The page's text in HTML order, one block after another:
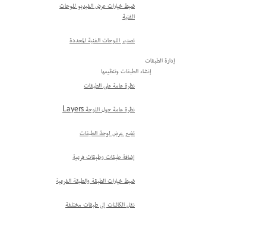
ضبط خيارات عرض الفيديو للوحات
الفنية
تصدير اللوحات الفنية المحددة
إدارة الطبقات
إنشاء الطبقات وتنظيمها
نظرة عامة على الطبقات
نظرة عامة حول اللوحة Layers
تغيير عرض لوحة الطبقات
إضافة طبقات وطبقات فرعية
ضبط خيارات الطبقة والطبقة الفرعية
نقل الكائنات إلى طبقات مختلفة